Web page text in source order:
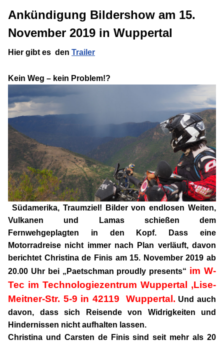
Ankündigung Bildershow am 15.
November 2019 in Wuppertal
Hier gibt es den Trailer
Kein Weg – kein Problem!?
Südamerika, Traumziel! Bilder von endlosen Weiten,
Vulkanen und Lamas schießen dem
Fernwehgeplagten in den Kopf. Dass eine
Motorradreise nicht immer nach Plan verläuft, davon
berichtet Christina de Finis am 15. November 2019 ab
20.00 Uhr bei „Paetschman proudly presents“ im W-
Tec im Technologiezentrum Wuppertal ,Lise-
Meitner-Str. 5-9 in 42119 Wuppertal. Und auch
davon, dass sich Reisende von Widrigkeiten und
Hindernissen nicht aufhalten lassen.
Christina und Carsten de Finis sind seit mehr als 20